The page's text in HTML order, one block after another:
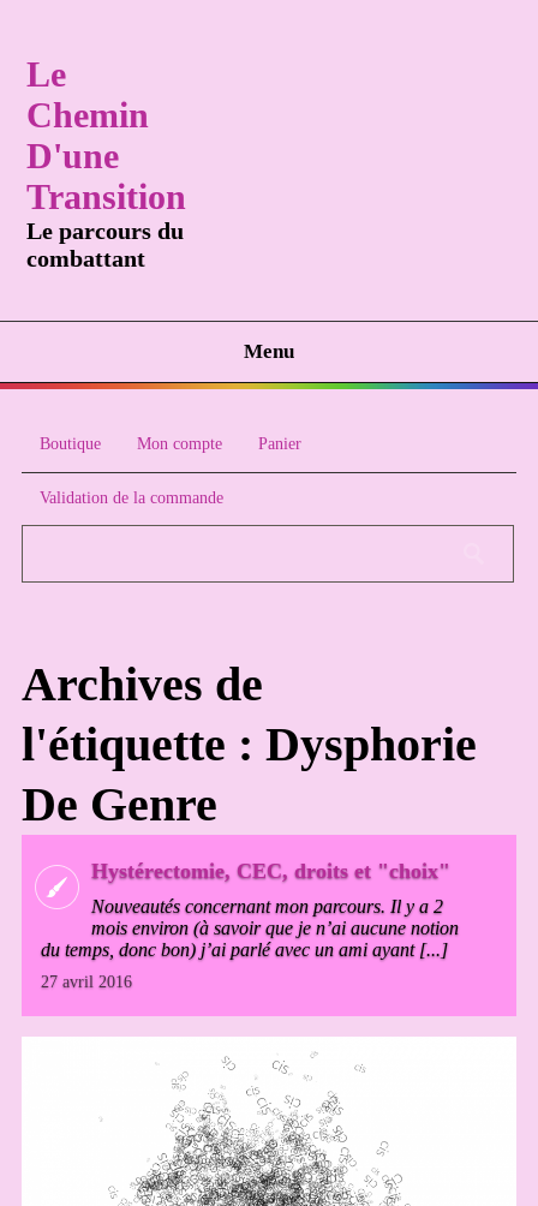
Le
Chemin
D'une
Transition
Le parcours du
combattant
Menu
Boutique Mon compte Panier
Validation de la commande
Archives de
l'étiquette : Dysphorie
De Genre
Hystérectomie, CEC, droits et "choix"
Nouveautés concernant mon parcours. Il y a 2
mois environ (à savoir que je n’ai aucune notion
du temps, donc bon) j’ai parlé avec un ami ayant [...]
27 avril 2016